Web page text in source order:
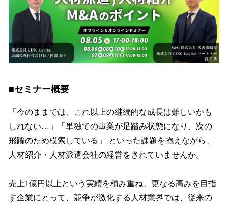
■セミナー概要
「今のままでは、これ以上の継続的な成長は難しいかも
しれない…」「単独での事業が足踏み状態になり、次の
飛躍のため模索している」 といった課題を抱えながら、
人材紹介・人材派遣会社の経営をされていませんか。
売上1億円以上という実績を積み重ね、更なる高みを目指
す企業にとって、競争が激化する人材業界では、従来の